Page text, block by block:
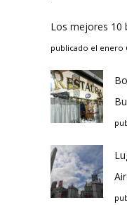
Los mejores 10
publicado el enero